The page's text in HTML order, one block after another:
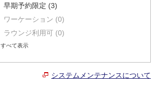
早期予約限定 (3)
ワーケーション (0)
ラウンジ利用可 (0)
すべて表示
システムメンテナンスについて